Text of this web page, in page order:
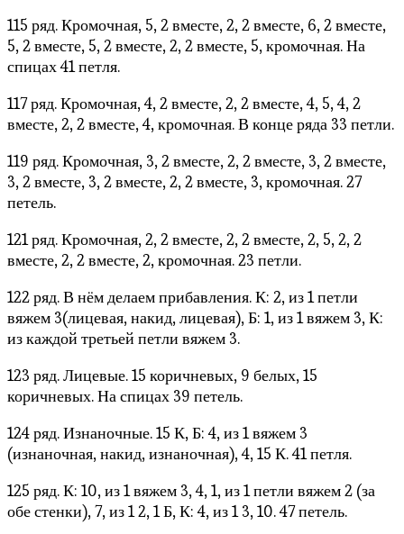
115 ряд. Кромочная, 5, 2 вместе, 2, 2 вместе, 6, 2 вместе,
5, 2 вместе, 5, 2 вместе, 2, 2 вместе, 5, кромочная. На
спицах 41 петля.
117 ряд. Кромочная, 4, 2 вместе, 2, 2 вместе, 4, 5, 4, 2
вместе, 2, 2 вместе, 4, кромочная. В конце ряда 33 петли.
119 ряд. Кромочная, 3, 2 вместе, 2, 2 вместе, 3, 2 вместе,
3, 2 вместе, 3, 2 вместе, 2, 2 вместе, 3, кромочная. 27
петель.
121 ряд. Кромочная, 2, 2 вместе, 2, 2 вместе, 2, 5, 2, 2
вместе, 2, 2 вместе, 2, кромочная. 23 петли.
122 ряд. В нём делаем прибавления. К: 2, из 1 петли
вяжем 3(лицевая, накид, лицевая), Б: 1, из 1 вяжем 3, К:
из каждой третьей петли вяжем 3.
123 ряд. Лицевые. 15 коричневых, 9 белых, 15
коричневых. На спицах 39 петель.
124 ряд. Изнаночные. 15 К, Б: 4, из 1 вяжем 3
(изнаночная, накид, изнаночная), 4, 15 К. 41 петля.
125 ряд. К: 10, из 1 вяжем 3, 4, 1, из 1 петли вяжем 2 (за
обе стенки), 7, из 1 2, 1 Б, К: 4, из 1 3, 10. 47 петель.